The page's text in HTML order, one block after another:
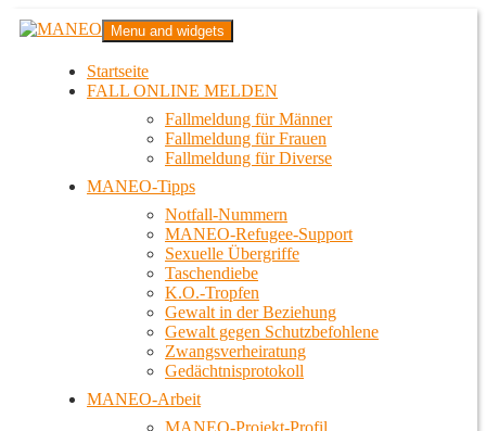
Zum
InhaltMANEO
Das schwule Anti-Gewalt-Projekt in Berlin
Menu and widgets
Startseite
FALL ONLINE MELDEN
Fallmeldung für Männer
Fallmeldung für Frauen
Fallmeldung für Diverse
MANEO-Tipps
Notfall-Nummern
MANEO-Refugee-Support
Sexuelle Übergriffe
Taschendiebe
K.O.-Tropfen
Gewalt in der Beziehung
Gewalt gegen Schutzbefohlene
Zwangsverheiratung
Gedächtnisprotokoll
MANEO-Arbeit
MANEO-Projekt-Profil